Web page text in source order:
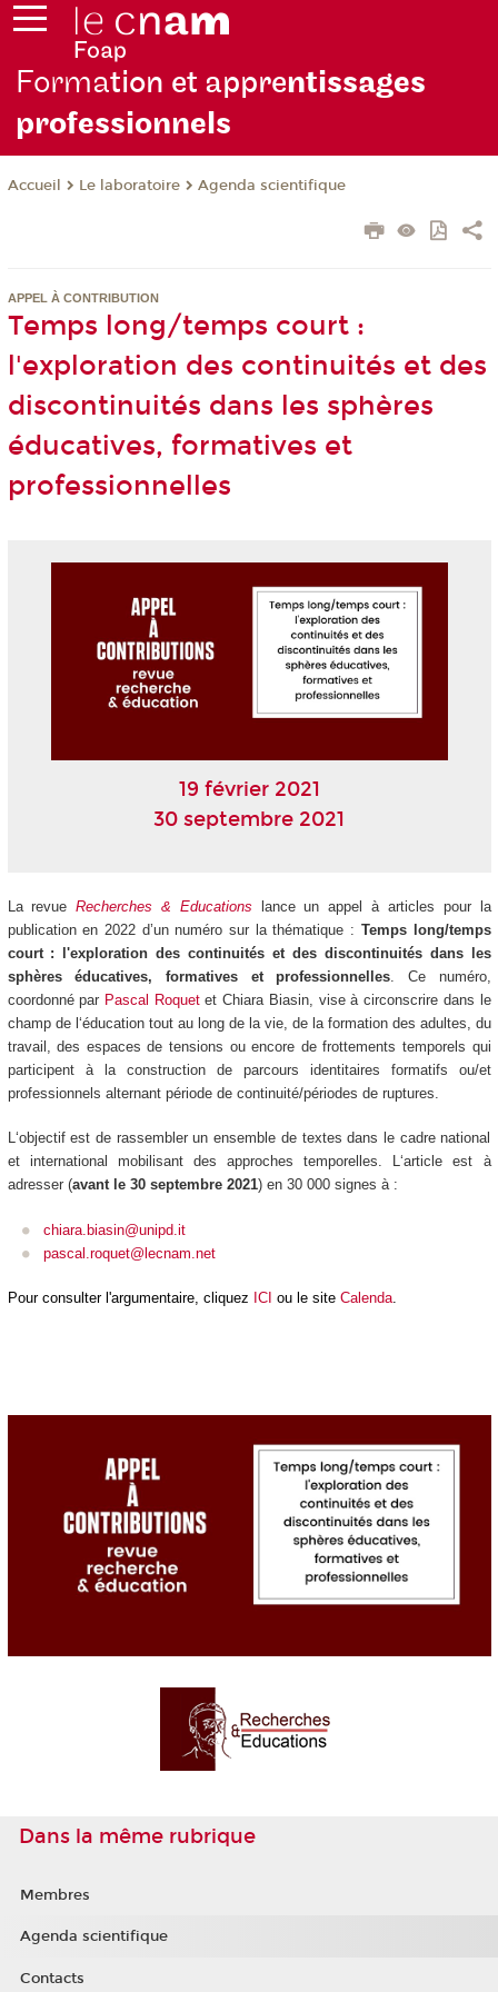
Formation et apprentissages
professionnels
Accueil Le laboratoire Agenda scientifique
APPEL À CONTRIBUTION
Temps long/temps court :
l'exploration des continuités et des
discontinuités dans les sphères
éducatives, formatives et
professionnelles
19 février 2021
30 septembre 2021
La revueRecherches & Educations lance un appel à articles pour la
publication en 2022 d’un numéro sur la thématique : Temps long/temps
court : l'exploration des continuités et des discontinuités dans les
sphères éducatives, formatives et professionnelles . Ce numéro,
coordonné par Pascal Roquetet Chiara Biasin, vise à circonscrire dans le
champ de l‘éducation tout au long de la vie, de la formation des adultes, du
travail, des espaces de tensions ou encore de frottements temporels qui
participent à la construction de parcours identitaires formatifs ou/et
professionnels alternant période de continuité/périodes de ruptures.
L‘objectif est de rassembler un ensemble de textes dans le cadre national
et international mobilisant des approches temporelles. L‘article est à
adresser (avant le 30 septembre 2021) en 30 000 signes à :
chiara.biasin@unipd.it
pascal.roquet@lecnam.net
Pour consulter l'argumentaire, cliquez ICI ou le site Calenda.
Dans la même rubrique
Membres
Agenda scientifique
Contacts